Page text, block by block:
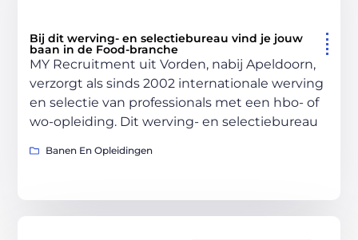
Bij dit werving- en selectiebureau vind je jouw
baan in de Food-branche
MY Recruitment uit Vorden, nabij Apeldoorn,
verzorgt als sinds 2002 internationale werving
en selectie van professionals met een hbo- of
wo-opleiding. Dit werving- en selectiebureau
Banen En Opleidingen